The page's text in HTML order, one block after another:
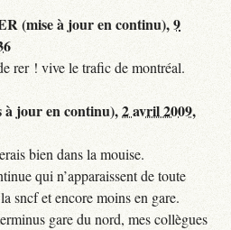
(mise à jour en continu),9
rer ! vive le trafic de montréal.
à jour en continu),2 avril 2009,
bien dans la mouise.
qui n’apparaissent de toute
sncf et encore moins en gare.
gare du nord, mes collègues